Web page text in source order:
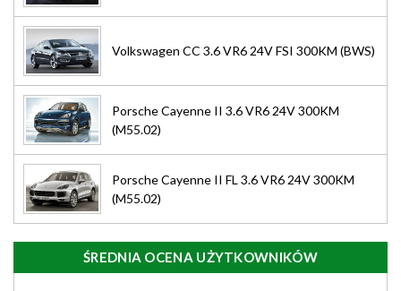
Volkswagen CC 3.6 VR6 24V FSI 300KM (BWS)
Porsche Cayenne II 3.6 VR6 24V 300KM
(M55.02)
Porsche Cayenne II FL 3.6 VR6 24V 300KM
(M55.02)
ŚREDNIA OCENA UŻYTKOWNIKÓW